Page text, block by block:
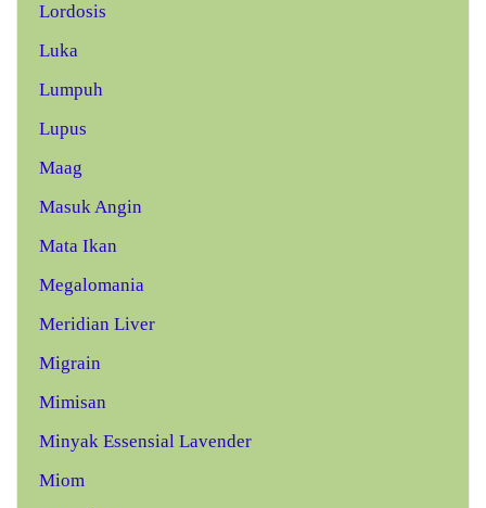
Lordosis
Luka
Lumpuh
Lupus
Maag
Masuk Angin
Mata Ikan
Megalomania
Meridian Liver
Migrain
Mimisan
Minyak Essensial Lavender
Miom